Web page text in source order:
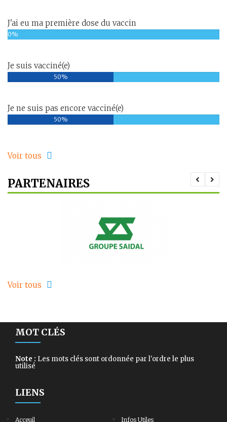
J'ai eu ma première dose du vaccin
0%
Je suis vacciné(e)
50%
Je ne suis pas encore vacciné(e)
50%
Voir tous
PARTENAIRES
Voir tous
MOT CLÉS
Note : Les mots clés sont ordonnée par l'ordre le plus
utilisé
LIENS
Acceuil Infos Utiles